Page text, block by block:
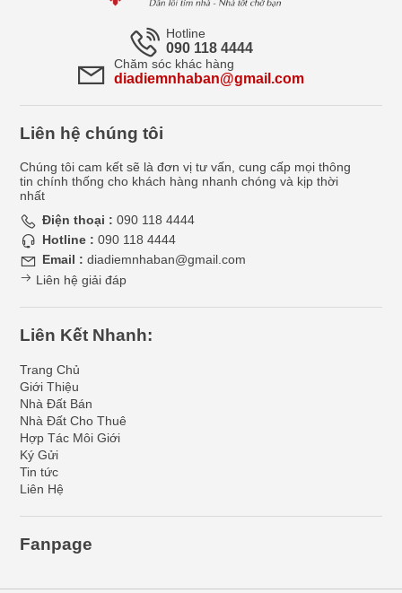
Hotline
090 118 4444
Chăm sóc khác hàng
diadiemnhaban@gmail.com
Liên hệ chúng tôi
Chúng tôi cam kết sẽ là đơn vị tư vấn, cung cấp mọi thông
tin chính thống cho khách hàng nhanh chóng và kịp thời
nhất
Điện thoại : 090 118 4444
Hotline : 090 118 4444
Email : diadiemnhaban@gmail.com
Liên hệ giải đáp
Liên Kết Nhanh:
Trang Chủ
Giới Thiệu
Nhà Đất Bán
Nhà Đất Cho Thuê
Hợp Tác Môi Giới
Ký Gửi
Tin tức
Liên Hệ
Fanpage